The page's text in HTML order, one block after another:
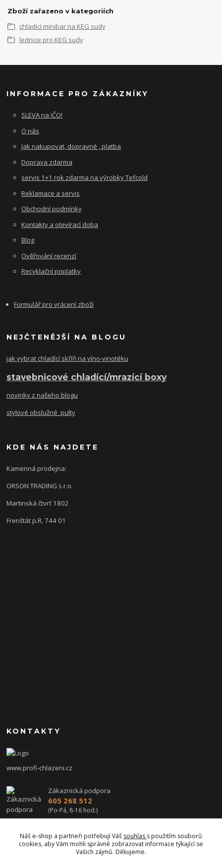
Zboží zařazeno v kategoriích
chladicí minibar na KEG sudy
lednice pro KEG sudy
INFORMACE PRO ZÁKAZNÍKY
SLEVA na IČO!
O nás
Jak nakupovat, dopravné , platba
Doprava zdarma
servis 1+1 rok zdarma na výrobky Tefcold
Reklamace a servis
Obchodní podmínky
Kontakty a otevírací doba
Blog
Ověřování recenzí
Recyklační poplatky
Formulář pro vrácení zboží
NEJČTENĚJŠÍ NA BLOGU
jak vybrat chladící skříň na víno-vinotéku
stavebnicové chladící/mrazící boxy
novinky z našeho blogu
stylové obslužné pulty
KDE NÁS NAJDETE
Kamenná prodejna:
ORSON TRADING s.r.o.
Martinská čtvrť 1802
Frenštát p.R, 744 01
KONTAKTY
www.profi-chlazeni.cz
Zákaznická podpora
605 268 512
(Po-Pá, 8-16 hod.)
Náš e-shop a partneři potřebují Váš souhlas s použitím souborů
cookies, aby Vám mohli správně zobrazovat informace týkající se
Vašich zájmů. Děkujeme.